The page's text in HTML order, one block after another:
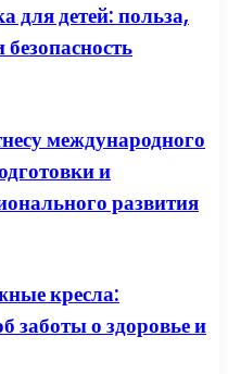
для детей: польза,
международного
и
развития
кресла:
заботы о здоровье и